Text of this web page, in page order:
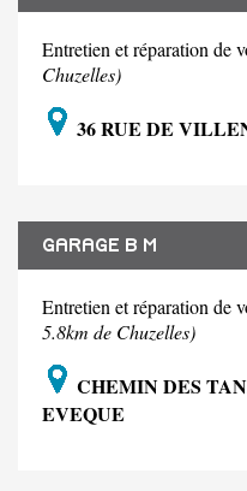
Entretien et réparation de
Chuzelles)
36 RUE DE
GARAGE B M
Entretien et réparation de
5.8km de Chuzelles)
CHEMIN DES
EVEQUE